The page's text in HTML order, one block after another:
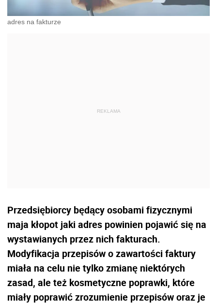
adres na fakturze
Przedsiębiorcy będący osobami fizycznymi
maja kłopot jaki adres powinien pojawić się na
wystawianych przez nich fakturach.
Modyfikacja przepisów o zawartości faktury
miała na celu nie tylko zmianę niektórych
zasad, ale też kosmetyczne poprawki, które
miały poprawić zrozumienie przepisów oraz je